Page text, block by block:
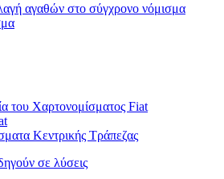
αγαθών στο σύγχρονο νόμισμα
του Χαρτονομίσματος Fiat
Κεντρικής Τράπεζας
σε λύσεις